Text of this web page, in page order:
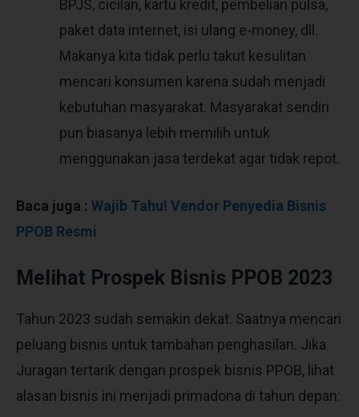
BPJS, cicilan, kartu kredit, pembelian pulsa,
paket data internet, isi ulang e-money, dll.
Makanya kita tidak perlu takut kesulitan
mencari konsumen karena sudah menjadi
kebutuhan masyarakat. Masyarakat sendiri
pun biasanya lebih memilih untuk
menggunakan jasa terdekat agar tidak repot.
Baca juga : Wajib Tahu! Vendor Penyedia Bisnis
PPOB Resmi
Melihat Prospek Bisnis PPOB 2023
Tahun 2023 sudah semakin dekat. Saatnya mencari
peluang bisnis untuk tambahan penghasilan. Jika
Juragan tertarik dengan prospek bisnis PPOB, lihat
alasan bisnis ini menjadi primadona di tahun depan: